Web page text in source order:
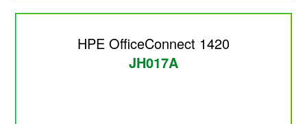
HPE OfficeConnect 1420
JH017A